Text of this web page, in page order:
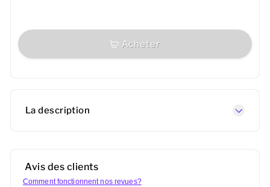
Acheter
La description
Avis des clients
Comment fonctionnent nos revues?